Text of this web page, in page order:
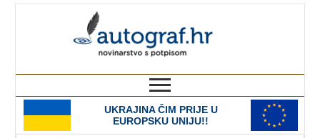
UKRAJINA ČIM PRIJE U
EUROPSKU UNIJU!!